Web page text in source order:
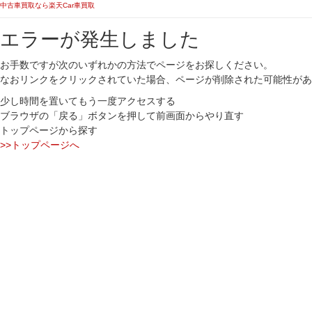
中古車買取なら楽天Car車買取
エラーが発生しました
お手数ですが次のいずれかの方法でページをお探しください。
なおリンクをクリックされていた場合、ページが削除された可能性が
少し時間を置いてもう一度アクセスする
ブラウザの「戻る」ボタンを押して前画面からやり直す
トップページから探す
>>トップページへ